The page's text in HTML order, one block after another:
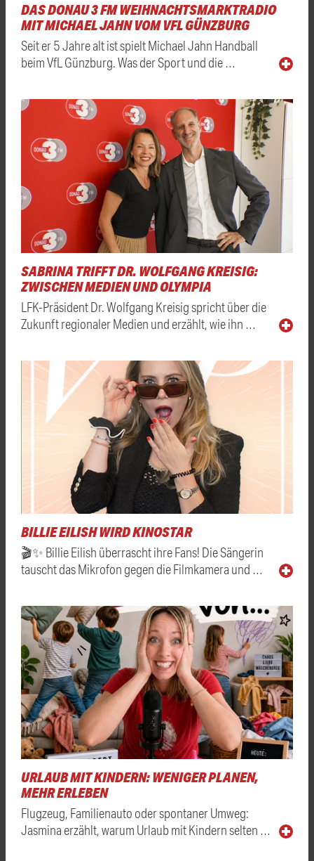
DAS DONAU 3 FM WEIHNACHTSMARKTRADIO
MIT MICHAEL JAHN VOM VFL GÜNZBURG
Seit er 5 Jahre alt ist spielt Michael Jahn Handball
beim VfL Günzburg. Was der Sport und die …
SABRINA TRIFFT DR. WOLFGANG KREISIG:
ZWISCHEN MEDIEN UND OLYMPIA
LFK-Präsident Dr. Wolfgang Kreisig spricht über die
Zukunft regionaler Medien und erzählt, wie ihn …
BILLIE EILISH WIRD KINOSTAR
🎬✨ Billie Eilish überrascht ihre Fans! Die Sängerin
tauscht das Mikrofon gegen die Filmkamera und …
URLAUB MIT KINDERN: WENIGER PLANEN,
MEHR ERLEBEN
Flugzeug, Familienauto oder spontaner Umweg:
Jasmina erzählt, warum Urlaub mit Kindern selten …